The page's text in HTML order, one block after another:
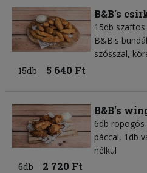
B&B's
15db
B&B's
szósszal,
15db
5 640 Ft
B&B's
6db ropogós
páccal, 1db
nélkül
6db
2 720 Ft